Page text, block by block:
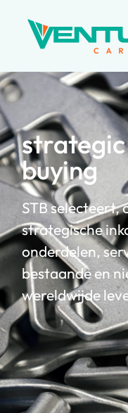
buying
STB
strategische
onderdelen,
bestaande en
wereldwijde